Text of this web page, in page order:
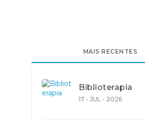
MAIS RECENTES
Biblioterapia
17 - JUL - 2026